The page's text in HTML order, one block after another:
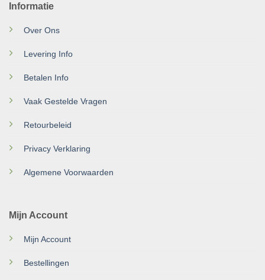
Informatie
Over Ons
Levering Info
Betalen Info
Vaak Gestelde Vragen
Retourbeleid
Privacy Verklaring
Algemene Voorwaarden
Mijn Account
Mijn Account
Bestellingen